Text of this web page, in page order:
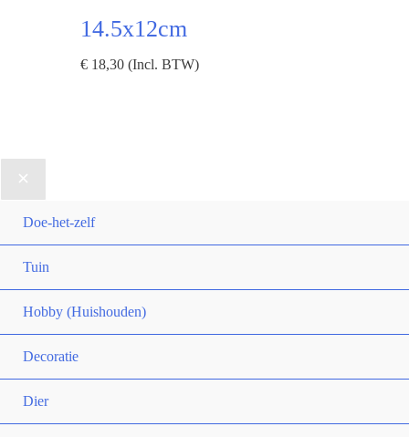
14.5x12cm
€ 18,30 (Incl. BTW)
Doe-het-zelf
Tuin
Hobby (Huishouden)
Decoratie
Dier